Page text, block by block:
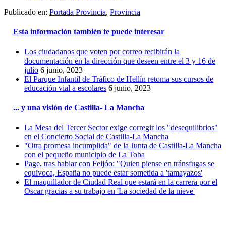
Publicado en: Portada Provincia, Provincia
Esta información también te puede interesar
Los ciudadanos que voten por correo recibirán la
documentación en la dirección que deseen entre el 3 y 16 de
julio 6 junio, 2023
El Parque Infantil de Tráfico de Hellín retoma sus cursos de
educación vial a escolares 6 junio, 2023
... y una visión de Castilla- La Mancha
La Mesa del Tercer Sector exige corregir los "desequilibrios"
en el Concierto Social de Castilla-La Mancha
"Otra promesa incumplida" de la Junta de Castilla-La Mancha
con el pequeño municipio de La Toba
Page, tras hablar con Feijóo: "Quien piense en tránsfugas se
equivoca, España no puede estar sometida a 'tamayazos'
El maquillador de Ciudad Real que estará en la carrera por el
Oscar gracias a su trabajo en 'La sociedad de la nieve'